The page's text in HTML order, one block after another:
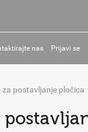
nas Prijavi se
postavljanje pločica